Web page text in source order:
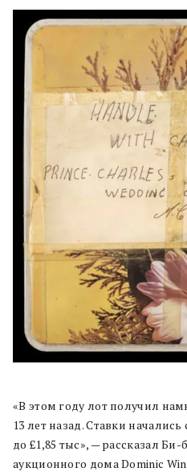
«В этом году лот получил
13 лет назад. Ставки
до £1,85 тыс», — рассказал
аукционного дома Dominic